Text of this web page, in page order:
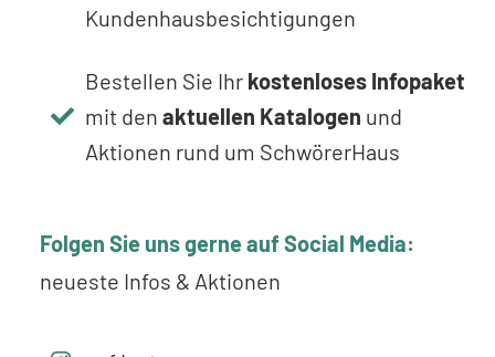
Kundenhausbesichtigungen
Bestellen Sie Ihr kostenloses Infopaket
mit denaktuellen Katalogen und
Aktionen rund um SchwörerHaus
Folgen Sie uns gerne auf Social Media:
neueste Infos & Aktionen